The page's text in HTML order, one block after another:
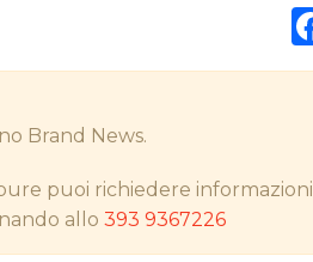
Brand News.
puoi richiedere informazioni
allo393 9367226